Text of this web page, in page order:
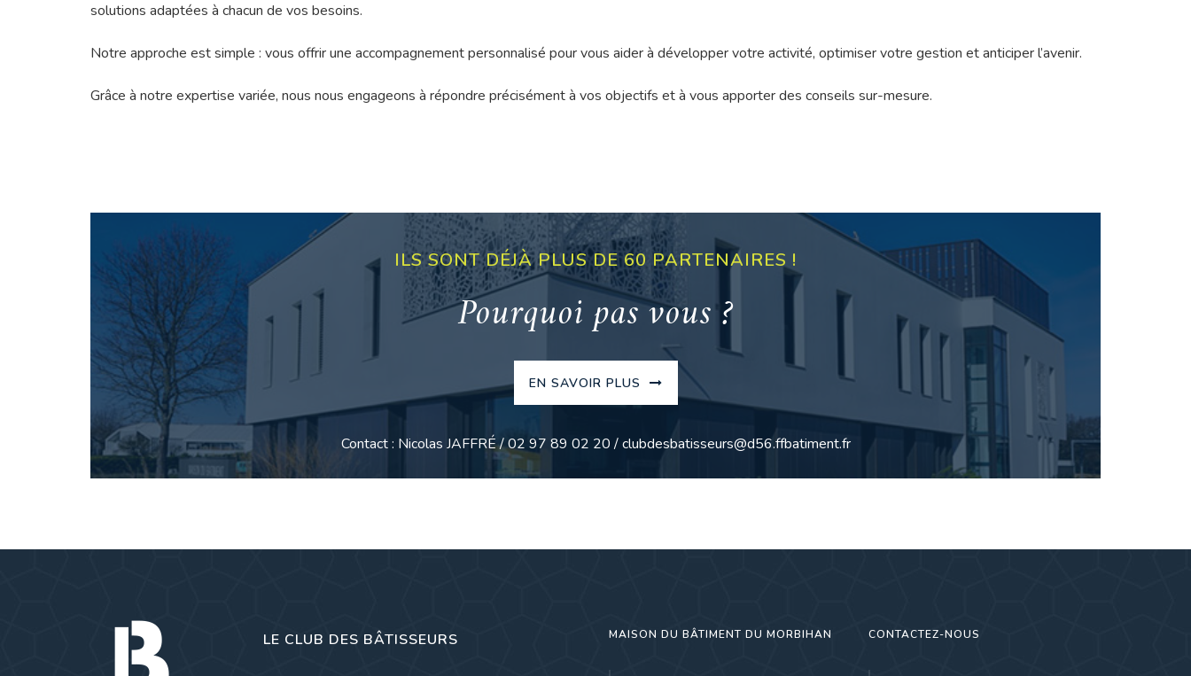
solutions adaptées à chacun de vos besoins.
Notre approche est simple : vous offrir une accompagnement personnalisé pour vous aider à développer votre activité, optimiser votre gestion et anticiper l’avenir.
Grâce à notre expertise variée, nous nous engageons à répondre précisément à vos objectifs et à vous apporter des conseils sur-mesure.
ILS SONT DÉJÀ PLUS DE 60 PARTENAIRES !
Pourquoi pas vous ?
EN SAVOIR PLUS
Contact : Nicolas JAFFRÉ / 02 97 89 02 20 / clubdesbatisseurs@d56.ffbatiment.fr
LE CLUB DES BÂTISSEURS MAISON DU BÂTIMENT DU MORBIHAN CONTACTEZ-NOUS